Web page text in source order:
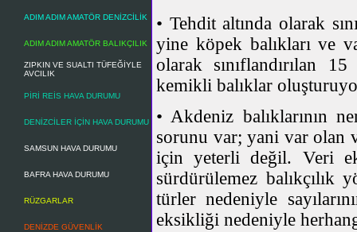
ADIM ADIM AMATÖR DENİZCİLİK
ADIM ADIM AMATÖR BALIKÇILIK
ZIPKIN VE SUALTI TÜFEĞİYLE
AVCILIK
PİRİ REİS HAVA DURUMU
DENİZCİLER İÇİN HAVA DURUMU
SAMSUN HAVA DURUMU
BAFRA HAVA DURUMU
RÜZGARLAR
DENİZDE GÜVENLİK
• Tehdit altında olarak
yine köpek balıkları ve
olarak sınıflandırılan
kemikli balıklar
• Akdeniz balıklarının
sorunu var; yani var olan
için yeterli değil. Veri
sürdürülemez balıkçılık
türler nedeniyle
eksikliği nedeniyle